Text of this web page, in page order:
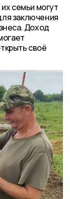
семьи могут
заключения
Доход
своё